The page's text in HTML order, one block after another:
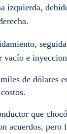
izquierda,
vacío e
de dólares
que
acuerdos,